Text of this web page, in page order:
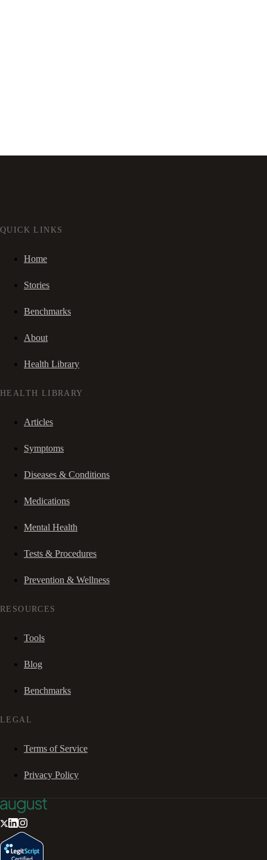
QUICK LINKS
Home
Stories
Benchmarks
About
Health Library
HEALTH LIBRARY
Articles
Symptoms
Diseases & Conditions
Medications
Mental Health
Tests & Procedures
Prevention & Wellness
RESOURCES
Tools
Blog
Benchmarks
LEGAL
Terms of Service
Privacy Policy